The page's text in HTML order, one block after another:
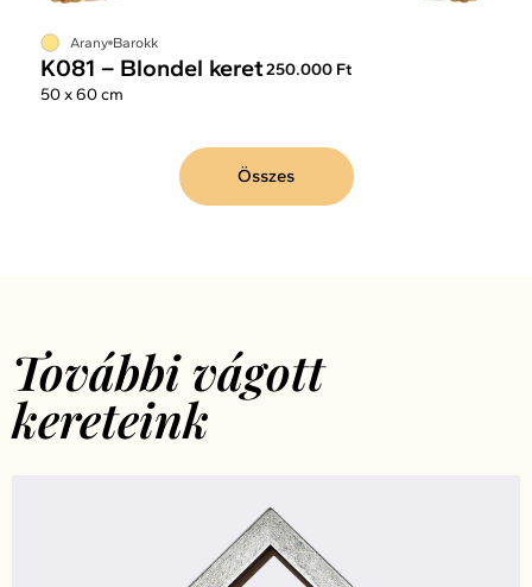
Arany Barokk
K081 – Blondel keret250.000 Ft
50 x 60 cm
Összes
További vágott
kereteink